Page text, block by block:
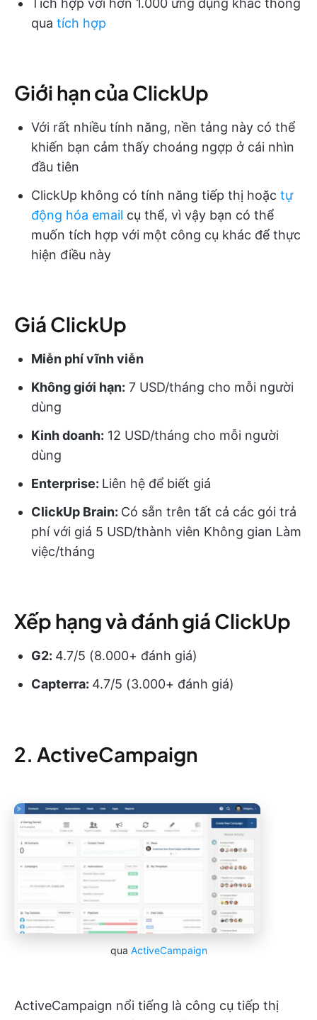
Tích hợp với hơn 1.000 ứng dụng khác thông
qua tích hợp
Giới hạn của ClickUp
Với rất nhiều tính năng, nền tảng này có thể
khiến bạn cảm thấy choáng ngợp ở cái nhìn
đầu tiên
ClickUp không có tính năng tiếp thị hoặc tự
động hóa email cụ thể, vì vậy bạn có thể
muốn tích hợp với một công cụ khác để thực
hiện điều này
Giá ClickUp
Miễn phí vĩnh viễn
Không giới hạn: 7 USD/tháng cho mỗi người
dùng
Kinh doanh: 12 USD/tháng cho mỗi người
dùng
Enterprise: Liên hệ để biết giá
ClickUp Brain: Có sẵn trên tất cả các gói trả
phí với giá 5 USD/thành viên Không gian Làm
việc/tháng
Xếp hạng và đánh giá ClickUp
G2: 4.7/5 (8.000+ đánh giá)
Capterra: 4.7/5 (3.000+ đánh giá)
2. ActiveCampaign
qua ActiveCampaign
ActiveCampaign nổi tiếng là công cụ tiếp thị